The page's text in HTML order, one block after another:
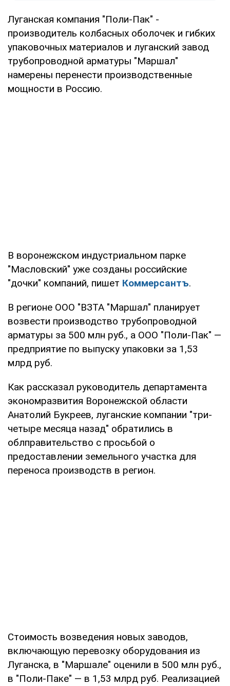
Луганская компания "Поли-Пак" -
производитель колбасных оболочек и гибких
упаковочных материалов и луганский завод
трубопроводной арматуры "Маршал"
намерены перенести производственные
мощности в Россию.
В воронежском индустриальном парке
"Масловский" уже созданы российские
"дочки" компаний, пишет Коммерсантъ.
В регионе ООО "ВЗТА "Маршал" планирует
возвести производство трубопроводной
арматуры за 500 млн руб., а ООО "Поли-Пак" —
предприятие по выпуску упаковки за 1,53
млрд руб.
Как рассказал руководитель департамента
экономразвития Воронежской области
Анатолий Букреев, луганские компании "три-
четыре месяца назад" обратились в
облправительство с просьбой о
предоставлении земельного участка для
переноса производств в регион.
Стоимость возведения новых заводов,
включающую перевозку оборудования из
Луганска, в "Маршале" оценили в 500 млн руб.,
в "Поли-Паке" — в 1,53 млрд руб. Реализацией